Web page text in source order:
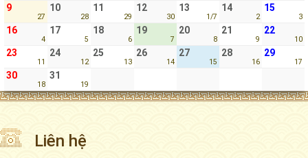
9
27
10
28
11
29
12
30
13
1/7
14
2
15
3
16
4
17
5
18
6
19
7
20
8
21
9
22
10
23
11
24
12
25
13
26
14
27
15
28
16
29
17
30
18
31
19
Liên hệ